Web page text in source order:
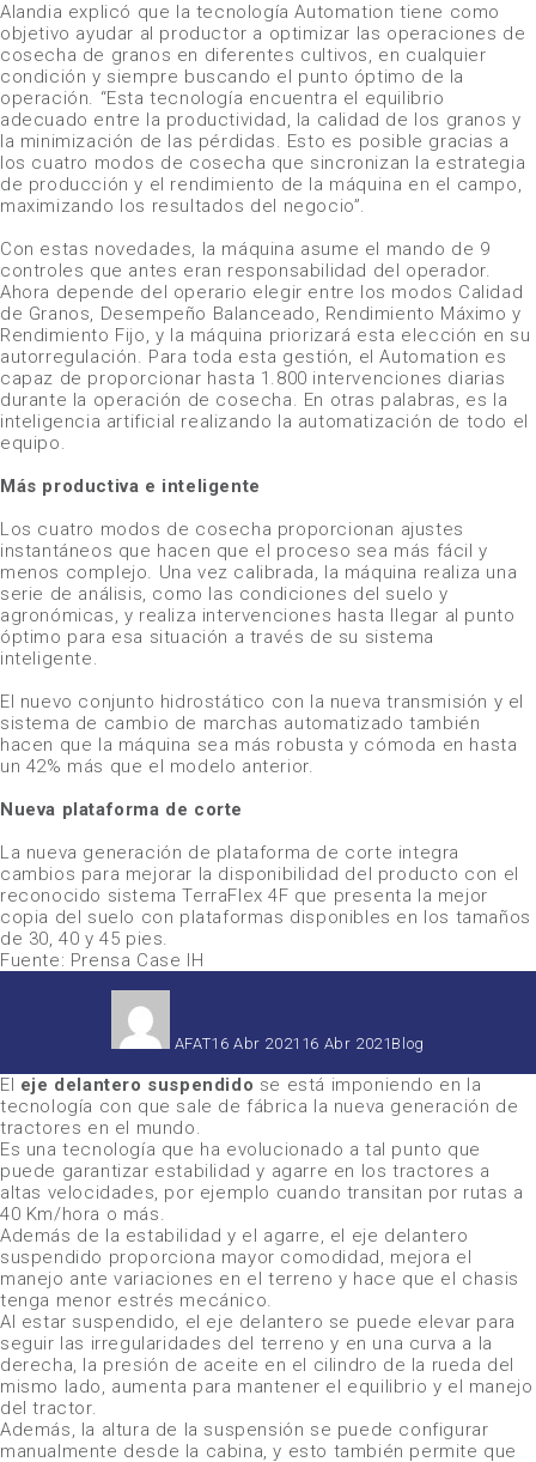
Alandia explicó que la tecnologíaAutomationtiene como
objetivo ayudar al productor a optimizar las operaciones de
cosecha de granos en diferentes cultivos, en cualquier
condición y siempre buscando el punto óptimo de la
operación. “Esta tecnología encuentra el equilibrio
adecuado entre la productividad, la calidad de los granos y
la minimización de las pérdidas. Esto es posible gracias a
los cuatro modos de cosecha que sincronizan la estrategia
de producción y el rendimiento de la máquina en el campo,
maximizando los resultados del negocio”.
Con estas novedades, la máquina asume el mando de 9
controles que antes eran responsabilidad del operador.
Ahora depende del operario elegir entre los modos Calidad
de Granos, Desempeño Balanceado, Rendimiento Máximo y
Rendimiento Fijo, y la máquina priorizará esta elección en su
autorregulación. Para toda esta gestión, elAutomation es
capaz de proporcionar hasta 1.800 intervenciones diarias
durante la operación de cosecha. En otras palabras, es la
inteligencia artificial realizando la automatización de todo el
equipo.
Más productiva e inteligente
Los cuatro modos de cosecha proporcionan ajustes
instantáneos que hacen que el proceso sea más fácil y
menos complejo. Una vez calibrada, la máquina realiza una
serie de análisis, como las condiciones del suelo y
agronómicas, y realiza intervenciones hasta llegar al punto
óptimo para esa situación a través de su sistema
inteligente.
El nuevo conjunto hidrostático con la nueva transmisión y el
sistema de cambio de marchas automatizado también
hacen que la máquina sea más robusta y cómoda en hasta
un 42% más que el modelo anterior.
Nueva plataforma de corte
La nueva generación de plataforma de corte integra
cambios para mejorar la disponibilidad del producto con el
reconocido sistema TerraFlex 4F que presenta la mejor
copia del suelo con plataformas disponibles en los tamaños
de 30, 40 y 45 pies.
Fuente: Prensa Case IH
AFAT16 Abr 2021 16 Abr 2021 Blog
El eje delantero suspendido se está imponiendo en la
tecnología con que sale de fábrica la nueva generación de
tractores en el mundo.
Es una tecnología que ha evolucionado a tal punto que
puede garantizar estabilidad y agarre en los tractores a
altas velocidades, por ejemplo cuando transitan por rutas a
40 Km/hora o más.
Además de la estabilidad y el agarre, el eje delantero
suspendido proporciona mayor comodidad, mejora el
manejo ante variaciones en el terreno y hace que el chasis
tenga menor estrés mecánico.
Al estar suspendido, el eje delantero se puede elevar para
seguir las irregularidades del terreno y en una curva a la
derecha, la presión de aceite en el cilindro de la rueda del
mismo lado, aumenta para mantener el equilibrio y el manejo
del tractor.
Además, la altura de la suspensión se puede configurar
manualmente desde la cabina, y esto también permite que